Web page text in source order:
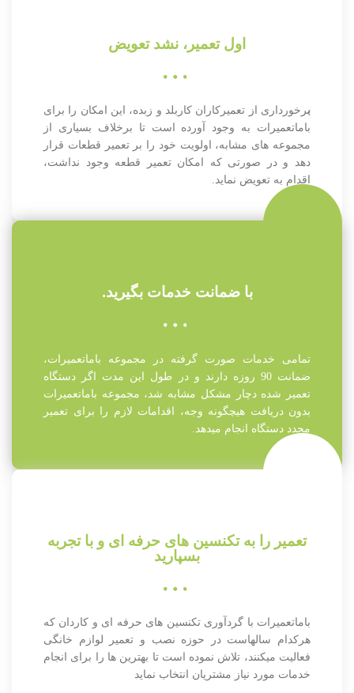
اول تعمیر، نشد تعویض
برخورداری از تعمیرکاران کاربلد و زبده، این امکان را برای
باماتعمیرات به وجود آورده است تا برخلاف بسیاری از
مجموعه های مشابه، اولویت خود را بر تعمیر قطعات قرار
دهد و در صورتی که امکان تعمیر قطعه وجود نداشت،
اقدام به تعویض نماید.
با ضمانت خدمات بگیرید.
تمامی خدمات صورت گرفته در مجموعه باماتعمیرات،
ضمانت 90 روزه دارند و در طول این مدت اگر دستگاه
تعمیر شده دچار مشکل مشابه شد، مجموعه باماتعمیرات
بدون دریافت هیچگونه وجه، اقدامات لازم را برای تعمیر
مجدد دستگاه انجام میدهد.
تعمیر را به تکنسین های حرفه ای و با تجربه
بسپارید
باماتعمیرات با گردآوری تکنسین های حرفه ای و کاردان که
هرکدام سالهاست در حوزه نصب و تعمیر لوازم خانگی
فعالیت میکنند، تلاش نموده است تا بهترین ها را برای انجام
خدمات مورد نیاز مشتریان انتخاب نماید